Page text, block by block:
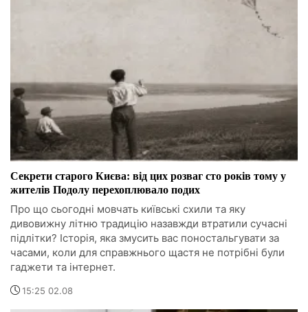
Секрети старого Києва: від цих розваг сто років тому у
жителів Подолу перехоплювало подих
Про що сьогодні мовчать київські схили та яку
дивовижну літню традицію назавжди втратили сучасні
підлітки? Історія, яка змусить вас поностальгувати за
часами, коли для справжнього щастя не потрібні були
гаджети та інтернет.
15:25 02.08